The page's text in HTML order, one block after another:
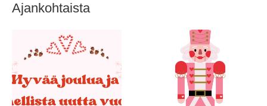
yllättävän paljon.
Ajankohtaista